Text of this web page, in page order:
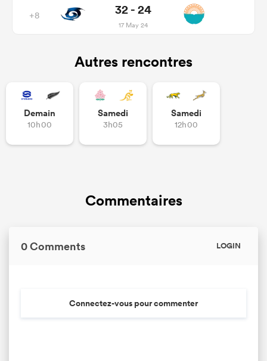
+8 32 - 24
17 May 24
Autres rencontres
Demain
10h00
Samedi
3h05
Samedi
12h00
Commentaires
0 Comments LOGIN
Connectez-vous pour commenter